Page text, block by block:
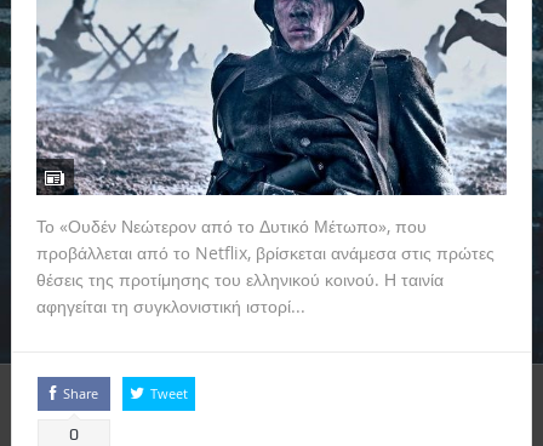
Το «Ουδέν Νεώτερον από το Δυτικό Μέτωπο», που
προβάλλεται από το Netflix, βρίσκεται ανάμεσα στις πρώτες
θέσεις της προτίμησης του ελληνικού κοινού. Η ταινία
αφηγείται τη συγκλονιστική ιστορί...
Share
0
Tweet